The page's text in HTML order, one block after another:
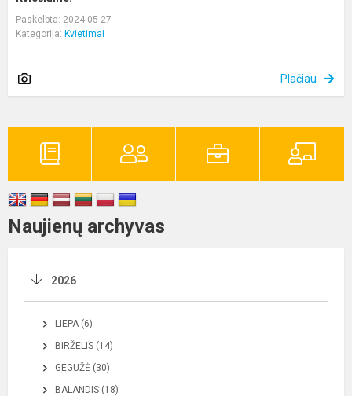
Paskelbta: 2024-05-27
Kategorija: Kvietimai
Plačiau
Naujienų archyvas
2026
LIEPA (6)
BIRŽELIS (14)
GEGUŽĖ (30)
BALANDIS (18)